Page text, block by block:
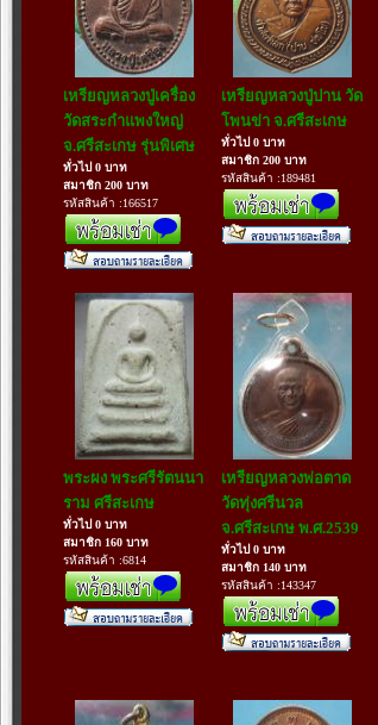
เหรียญหลวงปู่เครื่อง
วัดสระกำแพงใหญ่
จ.ศรีสะเกษ รุ่นพิเศษ
ทั่วไป 0 บาท
สมาชิก 200 บาท
รหัสสินค้า :166517
เหรียญหลวงปู่ปาน วัด
โพนข่า จ.ศรีสะเกษ
ทั่วไป 0 บาท
สมาชิก 200 บาท
รหัสสินค้า :189481
พระผง พระศรีรัตนนา
ราม ศรีสะเกษ
ทั่วไป 0 บาท
สมาชิก 160 บาท
รหัสสินค้า :6814
เหรียญหลวงพ่อตาด
วัดทุ่งศรีนวล
จ.ศรีสะเกษ พ.ศ.2539
ทั่วไป 0 บาท
สมาชิก 140 บาท
รหัสสินค้า :143347